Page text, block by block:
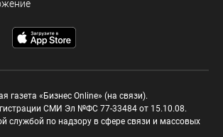
газета «Бизнес Online» (на связи).
СМИ Эл №ФС 77-33484 от 15.10.08.
службой по надзору в сфере связи и массовых